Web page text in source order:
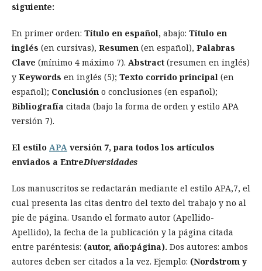
siguiente:
En primer orden: Título en español, abajo: Título en
inglés (en cursivas), Resumen (en español), Palabras
Clave (mínimo 4 máximo 7). Abstract (resumen en inglés)
y Keywords en inglés (5); Texto corrido principal (en
español); Conclusión o conclusiones (en español);
Bibliografía citada (bajo la forma de orden y estilo APA
versión 7).
El estilo APA versión 7, para todos los artículos
enviados a EntreDiversidades
Los manuscritos se redactarán mediante el estilo APA,7, el
cual presenta las citas dentro del texto del trabajo y no al
pie de página. Usando el formato autor (Apellido-
Apellido), la fecha de la publicación y la página citada
entre paréntesis: (autor, año:página). Dos autores: ambos
autores deben ser citados a la vez. Ejemplo: (Nordstrom y